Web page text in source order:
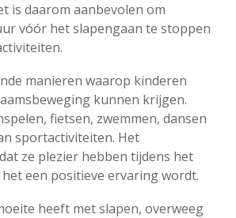
is daarom aanbevolen om
vóór het slapengaan te stoppen
manieren waarop kinderen
kunnen krijgen.
fietsen, zwemmen, dansen
sportactiviteiten. Het
ze plezier hebben tijdens het
een positieve ervaring wordt.
heeft met slapen, overweeg